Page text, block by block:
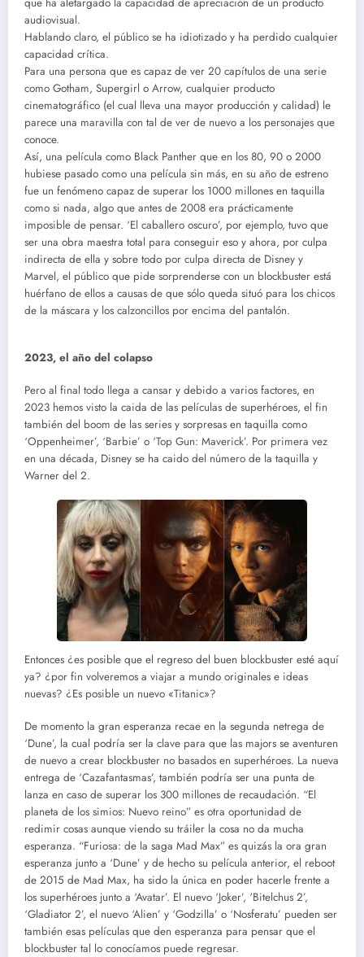
audiovisual.
Hablando claro, el público se ha idiotizado y ha perdido cualquier
capacidad crítica.
Para una persona que es capaz de ver 20 capítulos de una serie
como Gotham, Supergirl o Arrow, cualquier producto
cinematográfico (el cual lleva una mayor producción y calidad) le
parece una maravilla con tal de ver de nuevo a los personajes que
conoce.
Así, una película como Black Panther que en los 80, 90 o 2000
hubiese pasado como una película sin más, en su año de estreno
fue un fenómeno capaz de superar los 1000 millones en taquilla
como si nada, algo que antes de 2008 era prácticamente
imposible de pensar. ‘El caballero oscuro’, por ejemplo, tuvo que
ser una obra maestra total para conseguir eso y ahora, por culpa
indirecta de ella y sobre todo por culpa directa de Disney y
Marvel, el público que pide sorprenderse con un blockbuster está
huérfano de ellos a causas de que sólo queda situó para los chicos
de la máscara y los calzoncillos por encima del pantalón.
2023, el año del colapso
Pero al final todo llega a cansar y debido a varios factores, en
2023 hemos visto la caida de las películas de superhéroes, el fin
también del boom de las series y sorpresas en taquilla como
‘Oppenheimer’, ‘Barbie’ o ‘Top Gun: Maverick’. Por primera vez
en una década, Disney se ha caido del número de la taquilla y
Warner del 2.
Entonces ¿es posible que el regreso del buen blockbuster esté aquí
ya? ¿por fin volveremos a viajar a mundo originales e ideas
nuevas? ¿Es posible un nuevo «Titanic»?
De momento la gran esperanza recae en la segunda netrega de
‘Dune’, la cual podría ser la clave para que las majors se aventuren
de nuevo a crear blockbuster no basados en superhéroes. La nueva
entrega de ‘Cazafantasmas’, también podría ser una punta de
lanza en caso de superar los 300 millones de recaudación. “El
planeta de los simios: Nuevo reino” es otra oportunidad de
redimir cosas aunque viendo su tráiler la cosa no da mucha
esperanza. “Furiosa: de la saga Mad Max” es quizás la ora gran
esperanza junto a ‘Dune’ y de hecho su película anterior, el reboot
de 2015 de Mad Max, ha sido la única en poder hacerle frente a
los superhéroes junto a ‘Avatar’. El nuevo ‘Joker’, ‘Bitelchus 2’,
‘Gladiator 2’, el nuevo ‘Alien’ y ‘Godzilla’ o ‘Nosferatu’ pueden ser
también esas películas que den esperanza para pensar que el
blockbuster tal lo conocíamos puede regresar.